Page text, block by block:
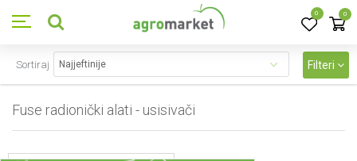
0 0
Fuse radionički alati - usisivači
Sortiraj Filteri